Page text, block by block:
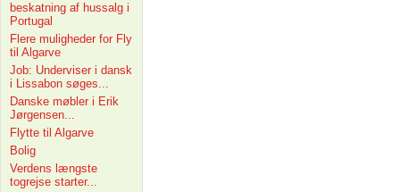
beskatning af hussalg i
Portugal
Flere muligheder for Fly
til Algarve
Job: Underviser i dansk
i Lissabon søges...
Danske møbler i Erik
Jørgensen...
Flytte til Algarve
Bolig
Verdens længste
togrejse starter...